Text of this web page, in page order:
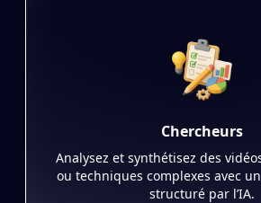
Chercheurs
Analysez et synthétisez des
ou techniques complexes avec
structuré par l’IA.